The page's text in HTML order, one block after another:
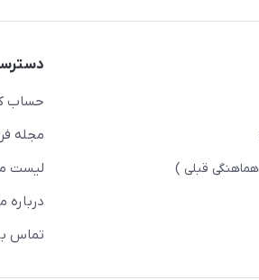
قبلی )
حساب
مجله
لیست
درباره
تماس